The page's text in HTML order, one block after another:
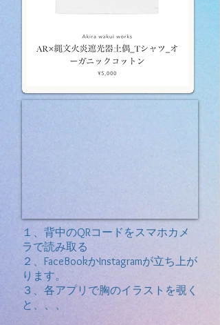
１、背中のQRコードをスマホカメ
ラで読み取る
２、FaceBookかInstagramが立ち上が
ります。
​３、各アプリで胸のイラストを覗く
と、、、